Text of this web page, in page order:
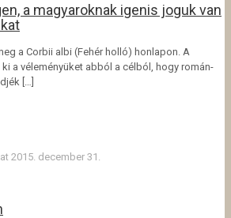
a magyaroknak igenis joguk van
a Corbii albi (Fehér holló) honlapon. A
a véleményüket abból a célból, hogy román-
[…]
at 2015. december 31.